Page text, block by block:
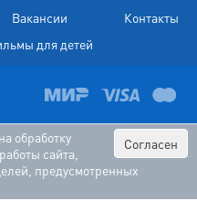
Вакансии
Контакты
для детей
Согласен
обработку
сайта,
предусмотренных